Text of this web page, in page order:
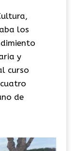
los
y
curso
de